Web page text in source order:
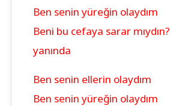
Ben senin yüreğin olaydım
Beni bu cefaya sarar mıydın?
yanında
Ben senin ellerin olaydım
Ben senin yüreğin olaydım